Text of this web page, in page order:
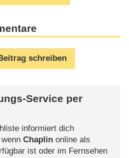
schreiben
Service per
informiert dich
Chaplinonline als
ist oder im Fernsehen